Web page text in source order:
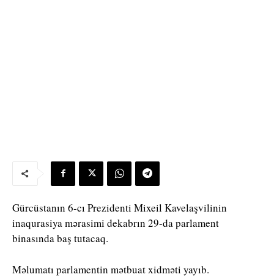
Gürcüstanın 6-cı Prezidenti Mixeil Kavelaşvilinin
inaqurasiya mərasimi dekabrın 29-da parlament
binasında baş tutacaq.
Məlumatı parlamentin mətbuat xidməti yayıb.